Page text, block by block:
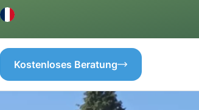
Kostenloses Beratung